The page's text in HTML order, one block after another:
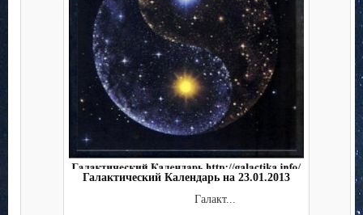
Галактический Календарь на 23.01.2013
Галакт...